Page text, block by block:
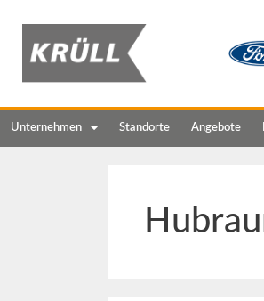
Unternehmen Standorte Angebote